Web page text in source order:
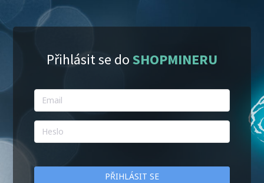
Přihlásit se doSHOPMINERU
PŘIHLÁSIT SE